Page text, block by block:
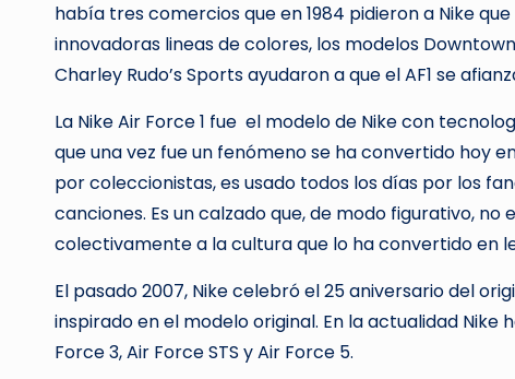
había tres comercios que en 1984 pidieron a Nike
innovadoras lineas de colores, los modelos
Charley Rudo’s Sports ayudaron a que el AF1 se
La Nike Air Force 1 fue el modelo de Nike con
que una vez fue un fenómeno se ha convertido hoy
por coleccionistas, es usado todos los días por los
canciones. Es un calzado que, de modo figurativo,
colectivamente a la cultura que lo ha convertido en
El pasado 2007, Nike celebró el 25 aniversario del
inspirado en el modelo original. En la actualidad Nike
Force 3, Air Force STS y Air Force 5.